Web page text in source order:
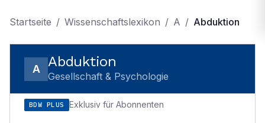
Startseite / Wissenschaftslexikon / A / Abduktion
A Abduktion
Gesellschaft & Psychologie
BDW PLUS Exklusiv für Abonnenten